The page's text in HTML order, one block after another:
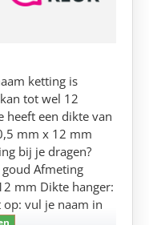
ketting is
tot wel 12
heeft een dikte van
mm x 12 mm
bij je dragen?
Afmeting
mm Dikte hanger:
vul je naam in